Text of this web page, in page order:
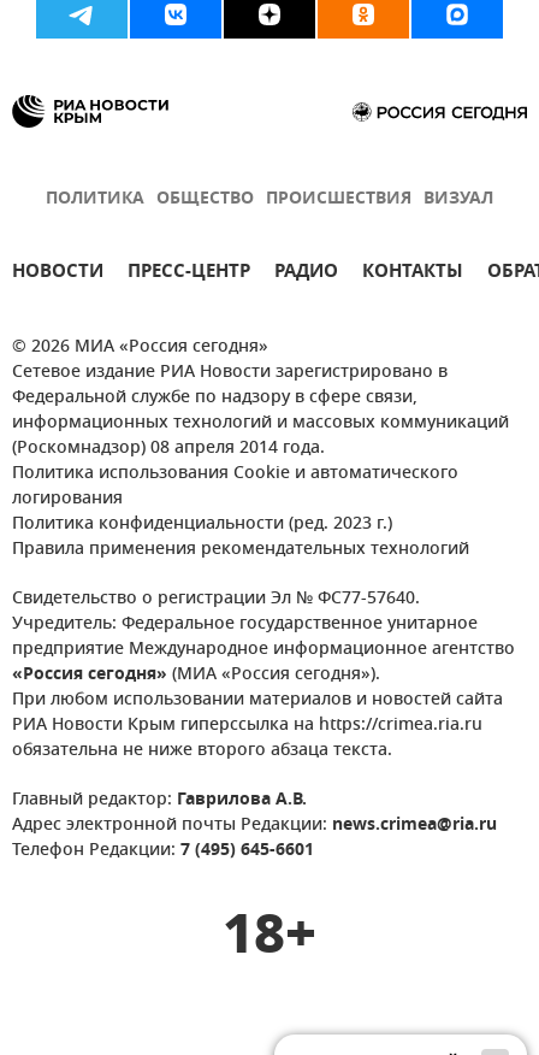
ПОЛИТИКА ОБЩЕСТВО ПРОИСШЕСТВИЯ ВИЗУАЛ
НОВОСТИ ПРЕСС-ЦЕНТР РАДИО КОНТАКТЫ
© 2026 МИА «Россия сегодня»
Сетевое издание РИА Новости зарегистрировано в
Федеральной службе по надзору в сфере связи,
информационных технологий и массовых коммуникаций
(Роскомнадзор) 08 апреля 2014 года.
Политика использования Cookie и автоматического
логирования
Политика конфиденциальности (ред. 2023 г.)
Правила применения рекомендательных технологий
Свидетельство о регистрации Эл № ФС77-57640.
Учредитель: Федеральное государственное унитарное
предприятие Международное информационное агентство
«Россия сегодня» (МИА «Россия сегодня»).
При любом использовании материалов и новостей сайта
РИА Новости Крым гиперссылка на https://crimea.ria.ru
обязательна не ниже второго абзаца текста.
Главный редактор: Гаврилова А.В.
Адрес электронной почты Редакции: news.crimea@ria.ru
Телефон Редакции: 7 (495) 645-6601
18+